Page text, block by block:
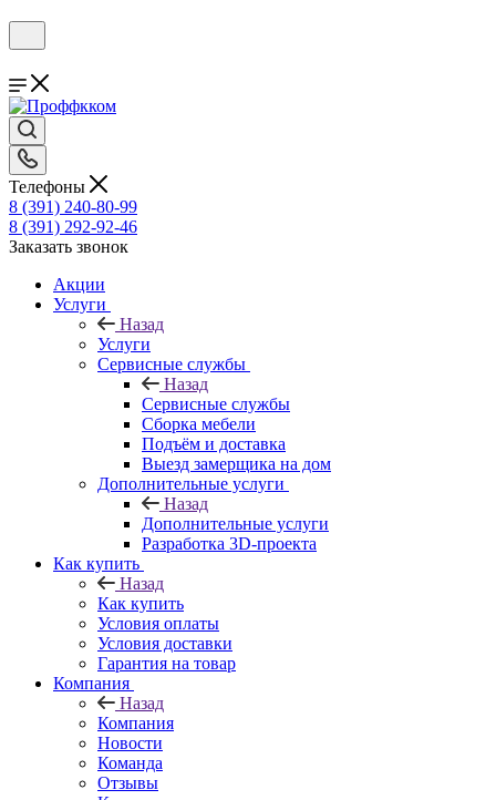
Телефоны
8 (391) 240-80-99
8 (391) 292-92-46
Заказать звонок
Акции
Услуги
Назад
Услуги
Сервисные службы
Назад
Сервисные службы
Сборка мебели
Подъём и доставка
Выезд замерщика на дом
Дополнительные услуги
Назад
Дополнительные услуги
Разработка 3D-проекта
Как купить
Назад
Как купить
Условия оплаты
Условия доставки
Гарантия на товар
Компания
Назад
Компания
Новости
Команда
Отзывы